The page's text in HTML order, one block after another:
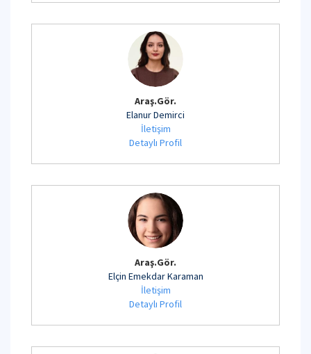
Araş.Gör.
Elanur Demirci
İletişim
Detaylı Profil
Araş.Gör.
Elçin Emekdar Karaman
İletişim
Detaylı Profil